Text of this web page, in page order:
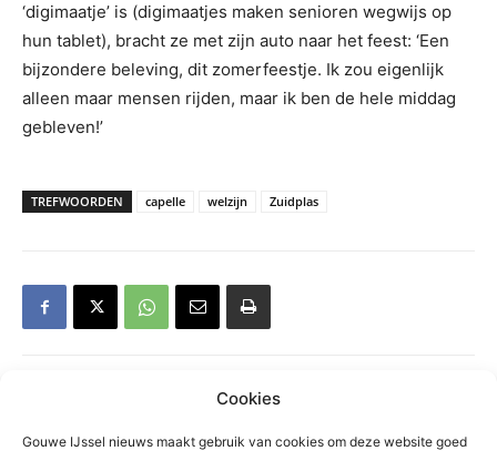
Cookies
Gouwe IJssel nieuws maakt gebruik van cookies om deze website goed
‘digimaatje’ is (digimaatjes maken senioren wegwijs op
hun tablet), bracht ze met zijn auto naar het feest: ‘Een
bijzondere beleving, dit zomerfeestje. Ik zou eigenlijk
alleen maar mensen rijden, maar ik ben de hele middag
gebleven!’
TREFWOORDEN capelle welzijn Zuidplas